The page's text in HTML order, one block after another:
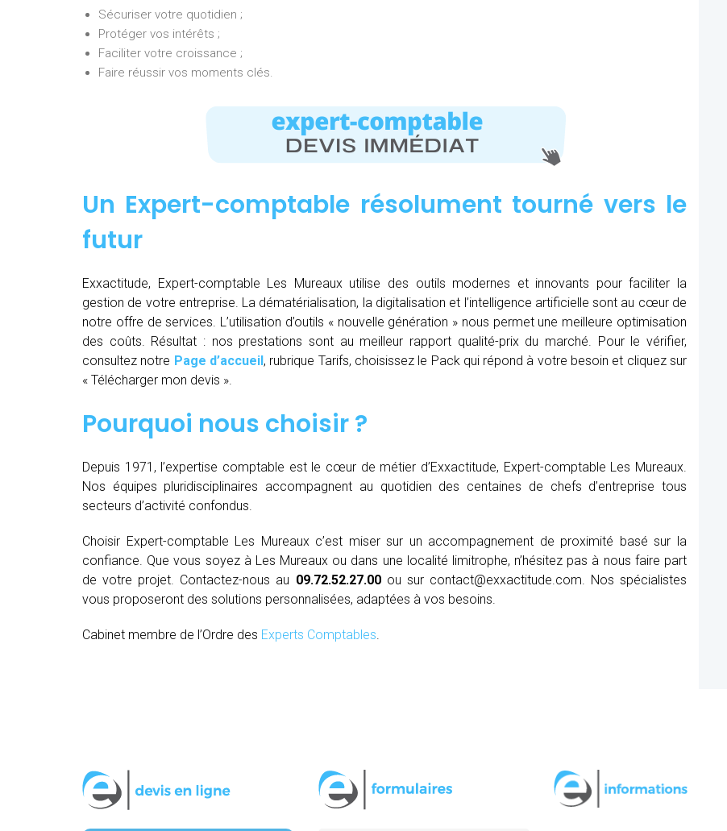
Sécuriser votre quotidien ;
Protéger vos intérêts ;
Faciliter votre croissance ;
Faire réussir vos moments clés.
Un Expert-comptable résolument tourné vers le
futur
Exxactitude, Expert-comptable Les Mureaux utilise des outils modernes et innovants pour faciliter la
gestion de votre entreprise. La dématérialisation, la digitalisation et l’intelligence artificielle sont au cœur de
notre offre de services. L’utilisation d’outils « nouvelle génération » nous permet une meilleure optimisation
des coûts. Résultat : nos prestations sont au meilleur rapport qualité-prix du marché. Pour le vérifier,
consultez notre Page d’accueil, rubrique Tarifs, choisissez le Pack qui répond à votre besoin et cliquez sur
« Télécharger mon devis ».
Pourquoi nous choisir ?
Depuis 1971, l’expertise comptable est le cœur de métier d’Exxactitude, Expert-comptable Les Mureaux.
Nos équipes pluridisciplinaires accompagnent au quotidien des centaines de chefs d’entreprise tous
secteurs d’activité confondus.
Choisir Expert-comptable Les Mureaux c’est miser sur un accompagnement de proximité basé sur la
confiance. Que vous soyez à Les Mureaux ou dans une localité limitrophe, n’hésitez pas à nous faire part
de votre projet. Contactez-nous au 09.72.52.27.00ou sur contact@exxactitude.com. Nos spécialistes
vous proposeront des solutions personnalisées, adaptées à vos besoins.
Cabinet membre de l’Ordre des Experts Comptables.